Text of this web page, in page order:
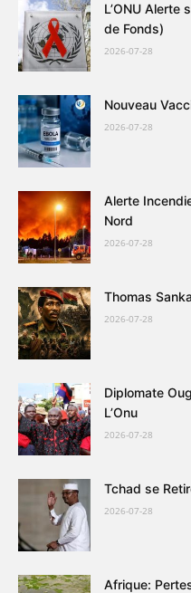
L’ONU Alerte
de Fonds)
2026-07-28
Nouveau
2026-07-28
Alerte
Nord
2026-07-28
Thomas
2026-07-28
Diplomate
L’Onu
2026-07-28
Tchad se
2026-07-28
Afrique: